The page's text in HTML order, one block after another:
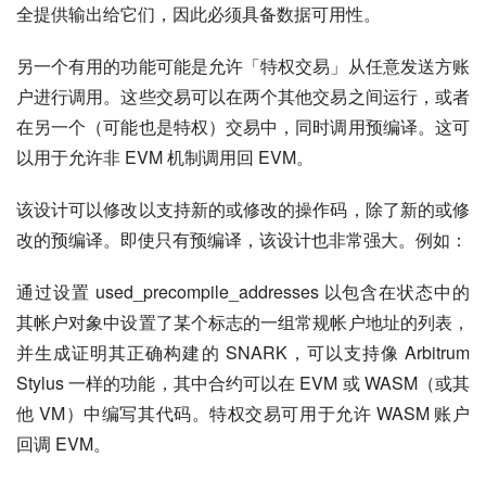
全提供输出给它们，因此必须具备数据可用性。
另一个有用的功能可能是允许「特权交易」从任意发送方账
户进行调用。这些交易可以在两个其他交易之间运行，或者
在另一个（可能也是特权）交易中，同时调用预编译。这可
以用于允许非 EVM 机制调用回 EVM。
该设计可以修改以支持新的或修改的操作码，除了新的或修
改的预编译。即使只有预编译，该设计也非常强大。例如：
通过设置 used_precompile_addresses 以包含在状态中的
其帐户对象中设置了某个标志的一组常规帐户地址的列表，
并生成证明其正确构建的 SNARK，可以支持像 Arbitrum
Stylus 一样的功能，其中合约可以在 EVM 或 WASM（或其
他 VM）中编写其代码。特权交易可用于允许 WASM 账户
回调 EVM。